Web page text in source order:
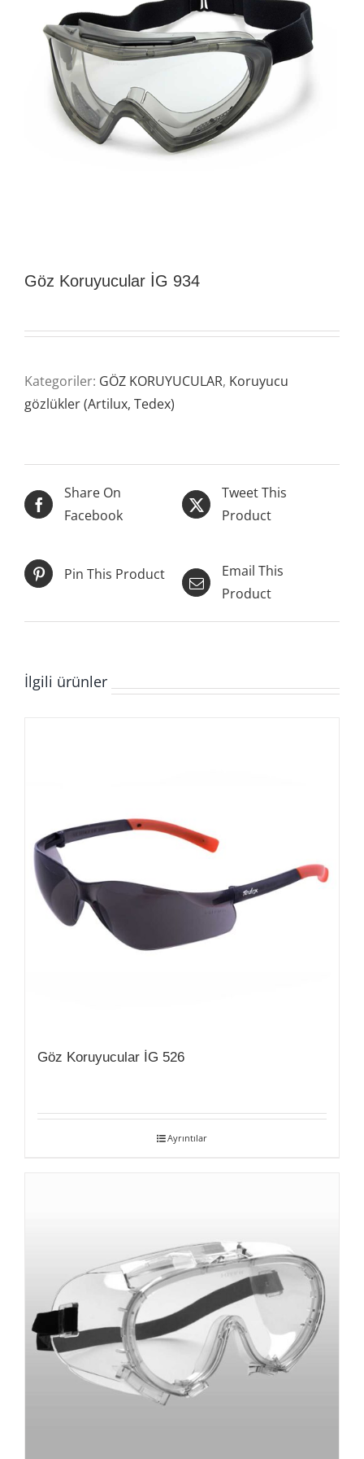
Göz Koruyucular İG 934
Kategoriler: GÖZ KORUYUCULAR, Koruyucu
gözlükler (Artilux, Tedex)
Share On
Facebook
Tweet This
Product
Pin This Product
Email This
Product
İlgili ürünler
Göz Koruyucular İG 526
Ayrıntılar